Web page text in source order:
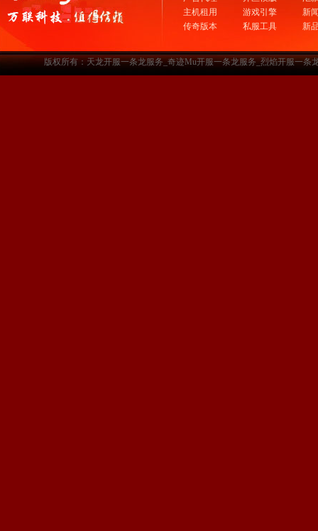
主机租用
传奇版本
游戏引擎
私服工具
新
新
版权所有：天龙开服一条龙服务_奇迹Mu开服一条龙服务_烈焰开服一条